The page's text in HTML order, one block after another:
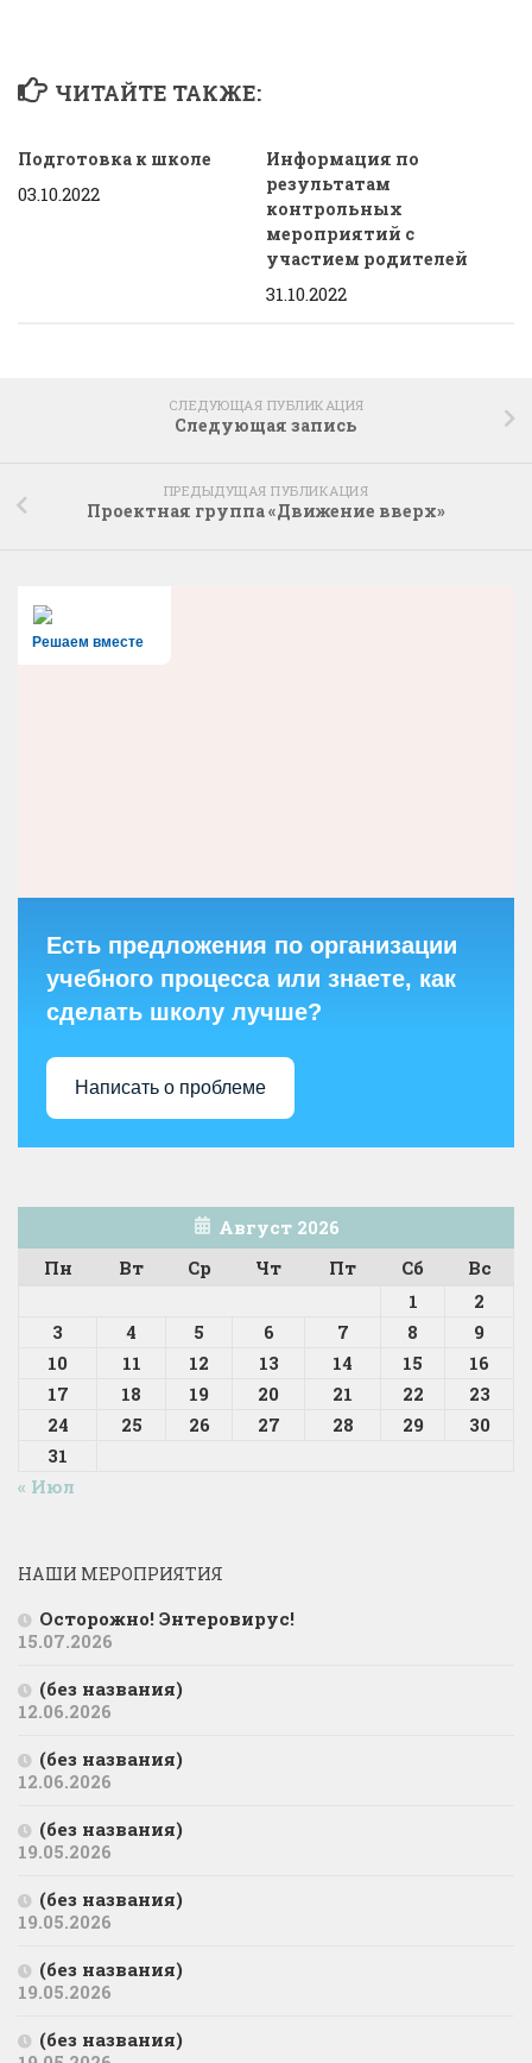
ЧИТАЙТЕ ТАКЖЕ:
Подготовка к школе
03.10.2022
Информация по
результатам
контрольных
мероприятий с
участием родителей
31.10.2022
СЛЕДУЮЩАЯ ПУБЛИКАЦИЯ
Следующая запись
ПРЕДЫДУЩАЯ ПУБЛИКАЦИЯ
Проектная группа «Движение вверх»
Решаем вместе
Есть предложения по организации
учебного процесса или знаете, как
сделать школу лучше?
Написать о проблеме
Август 2026
Пн
Вт Ср Чт Пт Сб
Вс
1
2
3
4 5 6 7 8
9
10
11 12 13 14 15
16
17
18 19 20 21 22
23
24
25 26 27 28 29
30
31
« Июл
НАШИ МЕРОПРИЯТИЯ
Осторожно! Энтеровирус!
15.07.2026
(без названия)
12.06.2026
(без названия)
12.06.2026
(без названия)
19.05.2026
(без названия)
19.05.2026
(без названия)
19.05.2026
(без названия)